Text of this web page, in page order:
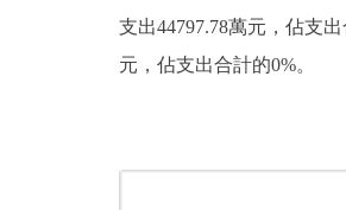
支出44797.78萬元，佔支
元，佔支出合計的0%。